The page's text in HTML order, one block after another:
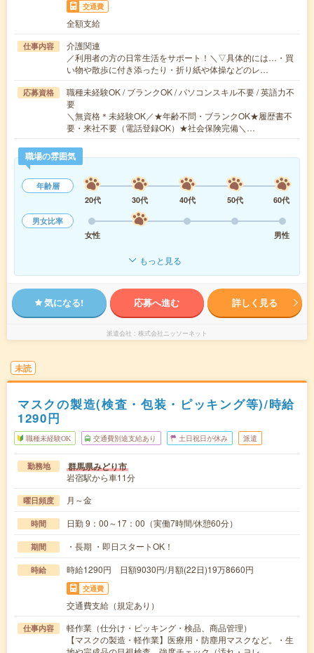
交通費
全額支給
仕事内容
介護関連
／利用者の方の日常生活をサポート！＼▽具体的には…・買
い物や散歩に付き添ったり・折り紙や体操などのレ…
応募資格
職種未経験OK / ブランクOK / パソコンスキル不要 / 英語力不
要
＼無資格＊未経験OK／★年齢不問・ブランクOK★履歴書不
要・来社不要（電話登録OK）★社会保険完備＼…
職場の雰囲気
年齢層
20代
30代 40代 50代
60代
男女比率
女性
男性
もっと見る
気になる! 応募へ進む 詳しく見る
派遣会社 株式会社ニッソーネット
未読
マスクの製造(検査・包装・ピッキング等)/時給
1290円
職種未経験OK 交通費別途支給あり 土日祝日が休み 派遣
勤務地 群馬県みどり市
岩宿駅から車11分
曜日頻度 月～金
時間 日勤 9：00～17：00（実働7時間/休憩60分）
期間 ・長期 ・即日スタートOK！
時給 時給1290円 日額9030円/月額(22日)19万8660円
交通費
交通費支給（規定あり）
仕事内容
軽作業（仕分け・ピッキング・検品、商品管理）
【マスクの製造・軽作業】医療用・防塵用マスクなど。・生